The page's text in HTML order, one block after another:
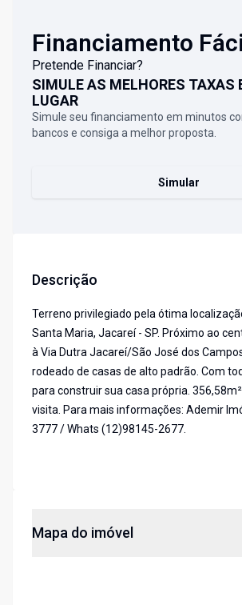
Financiamento
Pretende Financiar?
SIMULE AS MELHORES TAXAS
LUGAR
Simule seu financiamento em minutos
bancos e consiga a melhor proposta.
Simular
Descrição
Terreno privilegiado pela ótima
Santa Maria, Jacareí - SP. Próximo ao
à Via Dutra Jacareí/São José dos
rodeado de casas de alto padrão. Com
para construir sua casa própria.
visita. Para mais informações: Ademir
3777 / Whats (12)98145-2677.
Mapa do imóvel